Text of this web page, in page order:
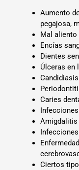
Aumento
pegajosa,
Mal aliento
Encías
Dientes
Úlceras en
Candidiasis
Caries
Amigdalitis
Ciertos